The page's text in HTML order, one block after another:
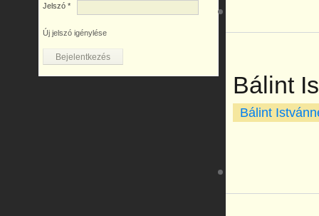
Jelszó *
Új jelszó igénylése
Bálint
Bálint